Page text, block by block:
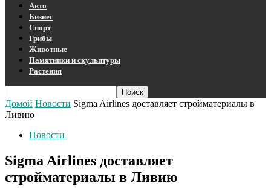
Авто
Бизнес
Спорт
Грибы
Животные
Памятники и скульптуры
Растения
Домой Новости Sigma Airlines доставляет стройматериалы в
Ливию
Новости
Sigma Airlines доставляет
стройматериалы в Ливию